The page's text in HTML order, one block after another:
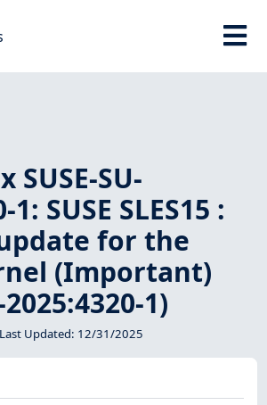
SUSE-SU-
SUSE SLES15 :
for the
(Important)
2025:4320-1)
Last Updated: 12/31/2025